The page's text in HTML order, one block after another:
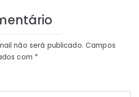
não será publicado. Campos
com *